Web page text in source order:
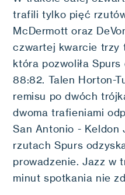
trafili tylko pięć
McDermott oraz
czwartej kwarcie trzy
która pozwoliła
88:82. Talen Horton-
remisu po dwóch
dwoma trafieniami
San Antonio - Keldon
rzutach Spurs
prowadzenie. Jazz w
minut spotkania nie